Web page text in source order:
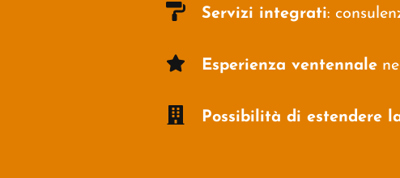
Servizi integrati:
Esperienza ventennale
Possibilità di estendere